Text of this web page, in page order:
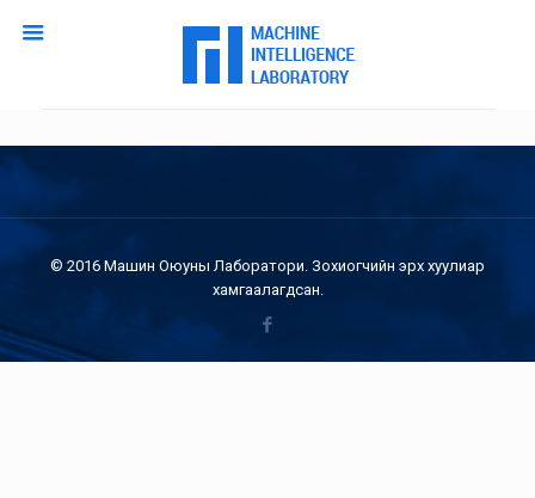
© 2016 Машин Оюуны Лаборатори. Зохиогчийн эрх хуулиар
хамгаалагдсан.